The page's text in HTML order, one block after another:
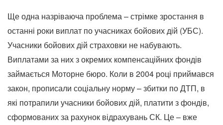
Ще одна назріваюча проблема – стрімке зростання в
останні роки виплат по учасниках бойових дій (УБС).
Учасники бойових дій страховки не набувають.
Виплатами за них з окремих компенсаційних фондів
займається Моторне бюро. Коли в 2004 році приймався
закон, прописали соціальну норму – збитки по ДТП, в
які потрапили учасники бойових дій, платити з фондів,
сформованих за рахунок відрахувань СК. Це – вже